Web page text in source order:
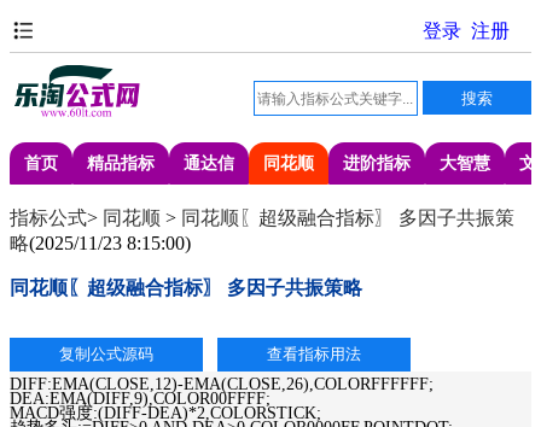
首页 精品指标 通达信 同花顺 进阶指标 大智慧 文
指标公式> 同花顺 > 同花顺〖超级融合指标〗 多因子共振策
略(2025/11/23 8:15:00)
同花顺〖超级融合指标〗 多因子共振策略
DIFF:EMA(CLOSE,12)-EMA(CLOSE,26),COLORFFFFFF;
DEA:EMA(DIFF,9),COLOR00FFFF;
MACD强度:(DIFF-DEA)*2,COLORSTICK;